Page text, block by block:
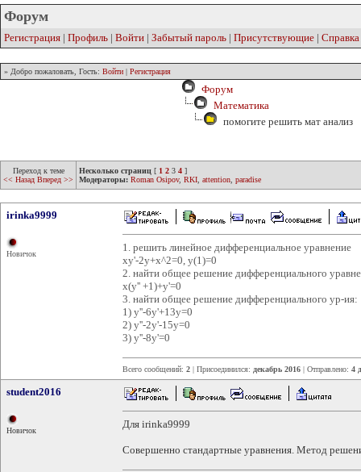
Форум
Регистрация | Профиль | Войти | Забытый пароль | Присутствующие | Справка
» Добро пожаловать, Гость: Войти | Регистрация
Форум
Математика
помогите решить мат анализ
Переход к теме
<< Назад Вперед >>
Несколько страниц [ 1 2 3 4 ]
Модераторы: Roman Osipov, RKI attention paradise
irinka9999
Новичок
1. решить линейное дифференциальное уравнение
xy'-2y+x^2=0, y(1)=0
2. найти общее решение дифференциального
x(y'' +1)+y'=0
3. найти общее решение дифференциального ур-ия:
1) y''-6y'+13y=0
2) y''-2y'-15y=0
3) y''-8y'=0
Всего сообщений: 2 | Присоединился: декабрь 2016 | Отправлено: 4
student2016
Новичок
Для irinka9999
Совершенно стандартные уравнения. Метод